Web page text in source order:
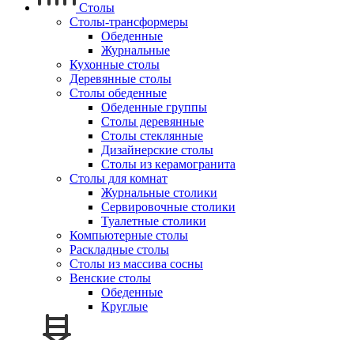
Столы
Столы-трансформеры
Обеденные
Журнальные
Кухонные столы
Деревянные столы
Столы обеденные
Обеденные группы
Столы деревянные
Столы стеклянные
Дизайнерские столы
Столы из керамогранита
Столы для комнат
Журнальные столики
Сервировочные столики
Туалетные столики
Компьютерные столы
Раскладные столы
Столы из массива сосны
Венские столы
Обеденные
Круглые